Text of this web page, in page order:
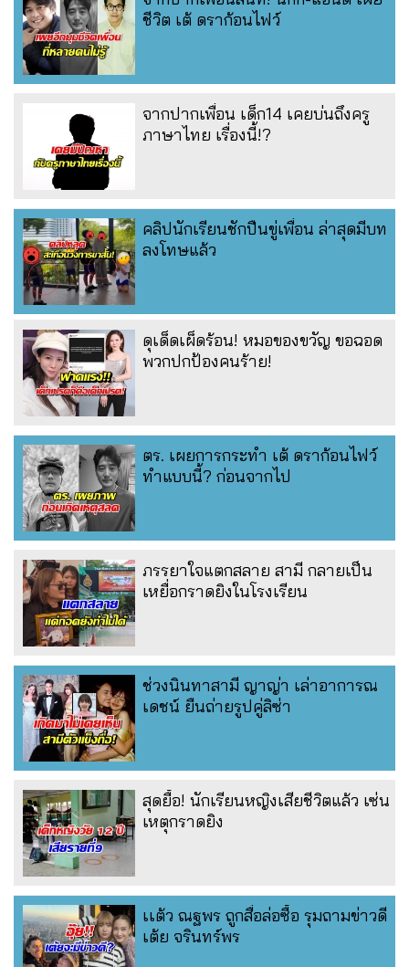
ชีวิต เต้ ดราก้อนไฟว์
จากปากเพื่อน เด็ก14 เคยบ่นถึงครู
ภาษาไทย เรื่องนี้!?
คลิปนักเรียนชักปืนขู่เพื่อน ล่าสุดมีบท
ลงโทษแล้ว
ดุเด็ดเผ็ดร้อน! หมอของขวัญ ขอฉอด
พวกปกป้องคนร้าย!
ตร. เผยการกระทำ เต้ ดราก้อนไฟว์
ทำแบบนี้? ก่อนจากไป
ภรรยาใจแตกสลาย สามี กลายเป็น
เหยื่อกราดยิงในโรงเรียน
ช่วงนินทาสามี ญาญ่า เล่าอาการณ
เดชน์ ยืนถ่ายรูปคู่ลิซ่า
สุดยื้อ! นักเรียนหญิงเสียชีวิตแล้ว เซ่น
เหตุกราดยิง
เเต้ว ณฐพร ถูกสื่อล่อซื้อ รุมถามข่าวดี
เต้ย จรินทร์พร